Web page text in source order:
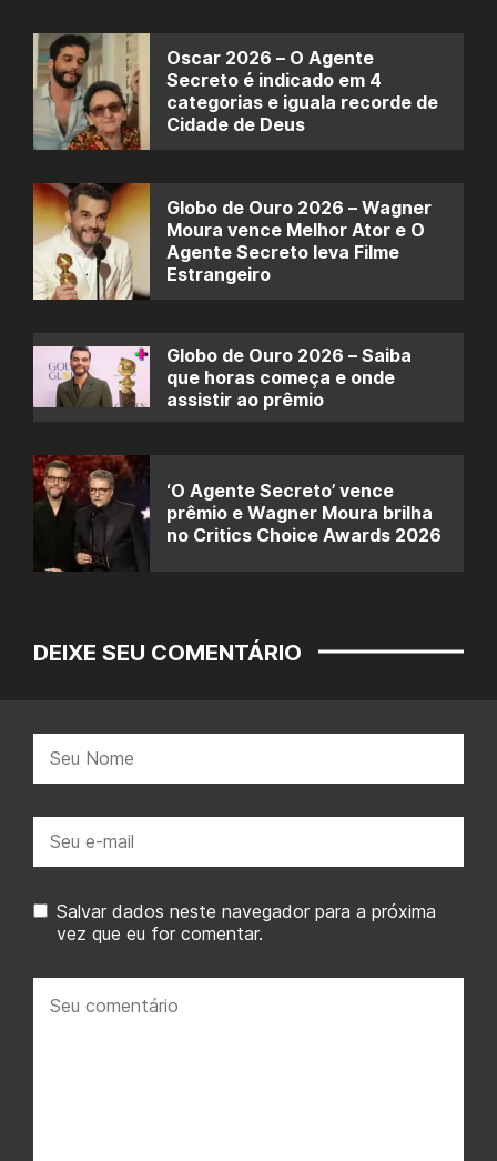
Oscar 2026 – O Agente
Secreto é indicado em 4
categorias e iguala recorde de
Cidade de Deus
Globo de Ouro 2026 – Wagner
Moura vence Melhor Ator e O
Agente Secreto leva Filme
Estrangeiro
Globo de Ouro 2026 – Saiba
que horas começa e onde
assistir ao prêmio
‘O Agente Secreto’ vence
prêmio e Wagner Moura brilha
no Critics Choice Awards 2026
DEIXE SEU COMENTÁRIO
mail:
Salvar dados neste navegador para a próxima
vez que eu for comentar.
comentário: